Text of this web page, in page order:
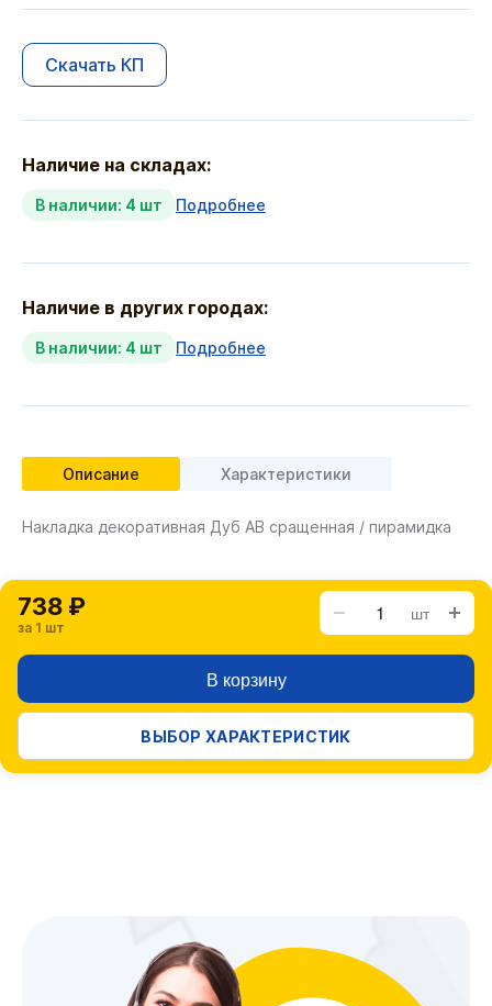
Скачать КП
Наличие на складах:
В наличии: 4 шт Подробнее
Наличие в других городах:
В наличии: 4 шт Подробнее
Описание Характеристики
Накладка декоративная Дуб АВ сращенная / пирамидка
738 ₽
за 1 шт
шт
В корзину
ВЫБОР ХАРАКТЕРИСТИК